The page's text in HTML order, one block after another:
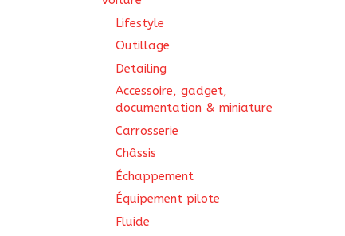
Lifestyle
Outillage
Detailing
Accessoire, gadget,
documentation & miniature
Carrosserie
Châssis
Échappement
Équipement pilote
Fluide